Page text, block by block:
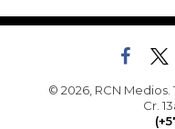
© 2026, RCN
Cr.